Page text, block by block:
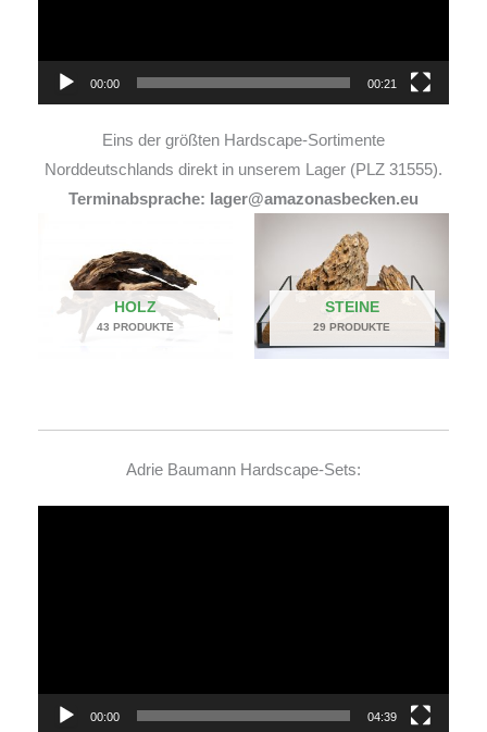
00:00 00:21
Eins der größten Hardscape-Sortimente
Norddeutschlands direkt in unserem Lager (PLZ 31555).
Terminabsprache: lager@amazonasbecken.eu
HOLZ
43 PRODUKTE
STEINE
29 PRODUKTE
Adrie Baumann Hardscape-Sets:
00:00 04:39